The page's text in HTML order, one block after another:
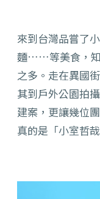
來到台灣品嘗了
麵……等美食，知
之多。走在異國
其到戶外公園拍
建案，更讓幾位
真的是「小室哲